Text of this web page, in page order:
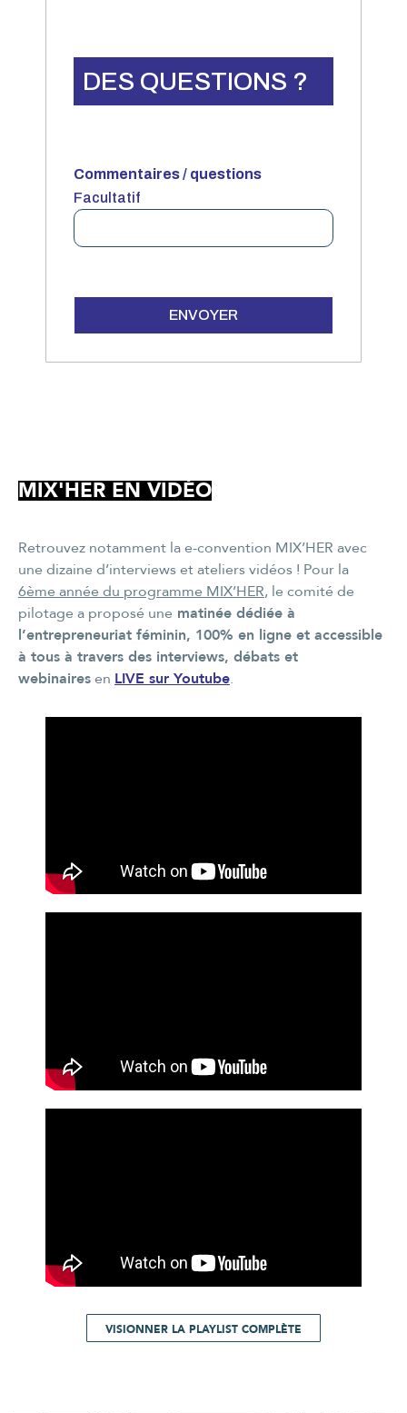
DES QUESTIONS ?
Commentaires / questions
Facultatif
MIX'HER EN VIDÉO
Retrouvez notamment la e-convention MIX’HER avec
une dizaine d’interviews et ateliers vidéos ! Pour la
6ème année du programme MIX’HER, le comité de
pilotage a proposé une matinée dédiée à
l’entrepreneuriat féminin, 100% en ligne et accessible
à tous à travers des interviews, débats et
webinairesen LIVE sur Youtube.
VISIONNER LA PLAYLIST COMPLÈTE